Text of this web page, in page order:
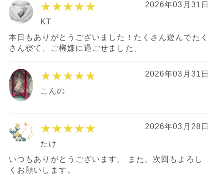
★★★★★ 2026年03月31日
KT
本日もありがとうございました！たくさん遊んでたく
さん寝て、ご機嫌に過ごせました。
★★★★★ 2026年03月31日
こんの
★★★★★ 2026年03月28日
たけ
いつもありがとうございます。 また、次回もよろし
くお願いします。